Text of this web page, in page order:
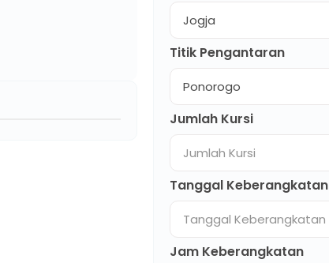
Titik Pengantaran
Jumlah Kursi
Tanggal Keberangkatan
Jam Keberangkatan